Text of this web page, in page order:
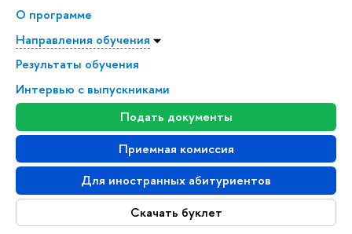
О программе
Направления обучения
Результаты обучения
Интервью с выпускниками
Подать документы
Приемная комиссия
Для иностранных абитуриентов
Скачать буклет